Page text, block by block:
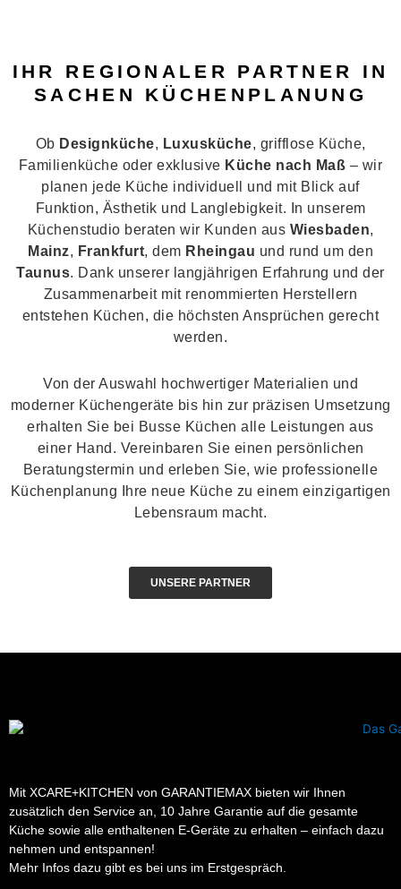
IHR REGIONALER PARTNER IN
SACHEN KÜCHENPLANUNG
Ob Designküche, Luxusküche, grifflose Küche,
Familienküche oder exklusive Küche nach Maß – wir
planen jede Küche individuell und mit Blick auf
Funktion, Ästhetik und Langlebigkeit. In unserem
Küchenstudio beraten wir Kunden aus Wiesbaden,
Mainz, Frankfurt, dem Rheingau und rund um den
Taunus. Dank unserer langjährigen Erfahrung und der
Zusammenarbeit mit renommierten Herstellern
entstehen Küchen, die höchsten Ansprüchen gerecht
werden.
Von der Auswahl hochwertiger Materialien und
moderner Küchengeräte bis hin zur präzisen Umsetzung
erhalten Sie bei Busse Küchen alle Leistungen aus
einer Hand. Vereinbaren Sie einen persönlichen
Beratungstermin und erleben Sie, wie professionelle
Küchenplanung Ihre neue Küche zu einem einzigartigen
Lebensraum macht.
UNSERE PARTNER
Mit XCARE+KITCHEN von GARANTIEMAX bieten wir Ihnen
zusätzlich den Service an, 10 Jahre Garantie auf die gesamte
Küche sowie alle enthaltenen E-Geräte zu erhalten – einfach dazu
nehmen und entspannen!
Mehr Infos dazu gibt es bei uns im Erstgespräch.